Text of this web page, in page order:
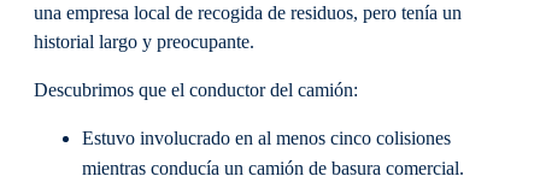
una empresa local de recogida de residuos, pero tenía un
historial largo y preocupante.
Descubrimos que el conductor del camión:
Estuvo involucrado en al menos cinco colisiones
mientras conducía un camión de basura comercial.